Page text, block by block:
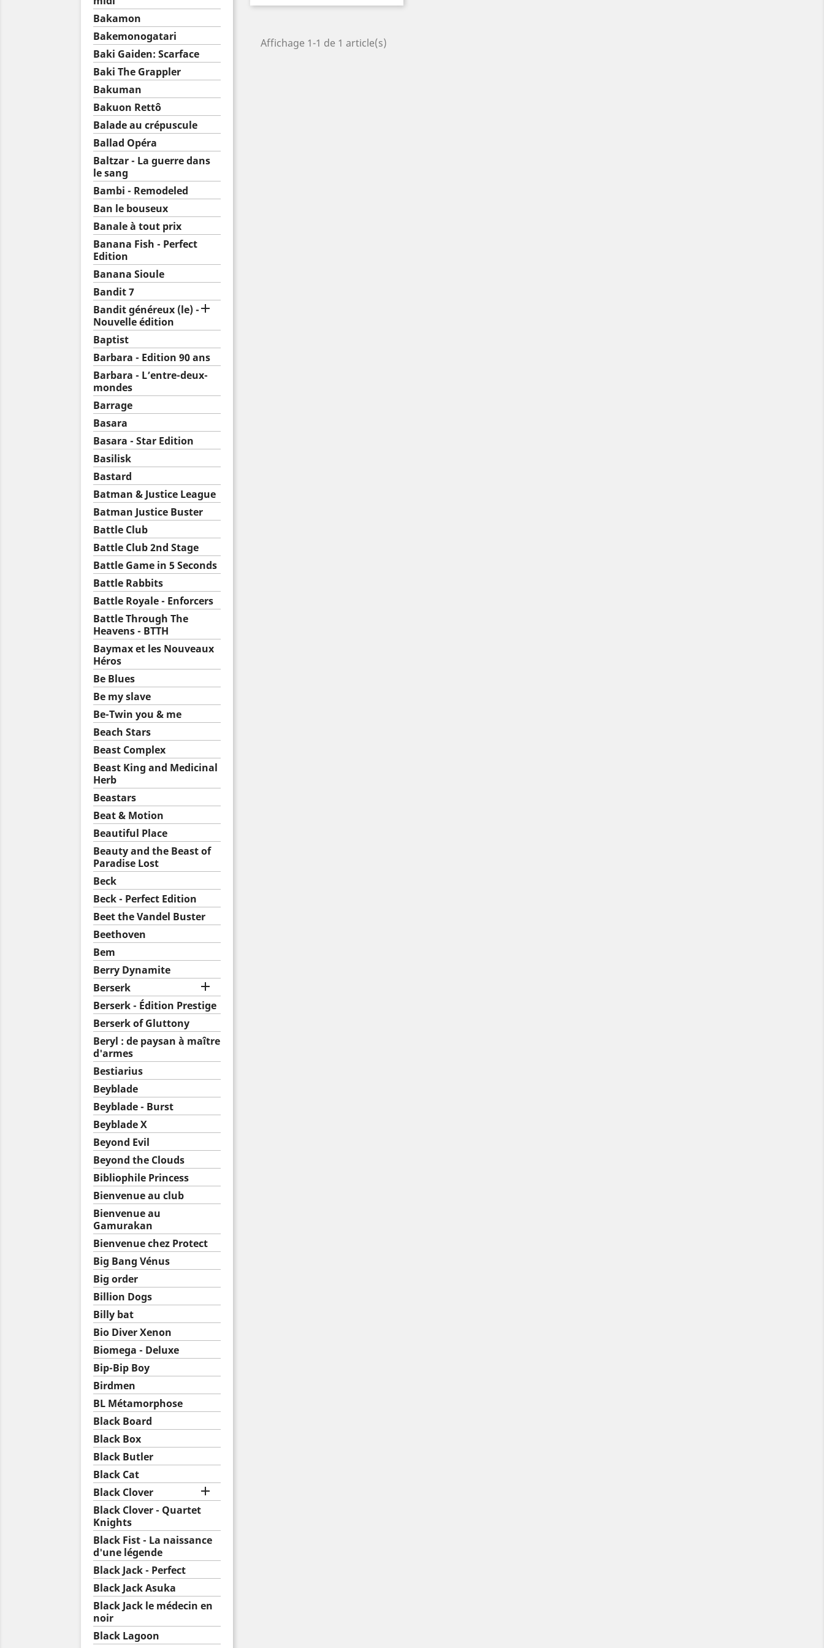
Bakamon
Bakemonogatari
Baki Gaiden: Scarface
Baki The Grappler
Bakuman
Bakuon Rettô
Balade au crépuscule
Ballad Opéra
Baltzar - La guerre dans
le sang
Bambi - Remodeled
Ban le bouseux
Banale à tout prix
Banana Fish - Perfect
Edition
Banana Sioule
Bandit 7
Bandit généreux (le) -
Nouvelle édition

Baptist
Barbara - Edition 90 ans
Barbara - L’entre-deux-
mondes
Barrage
Basara
Basara - Star Edition
Basilisk
Bastard
Batman & Justice League
Batman Justice Buster
Battle Club
Battle Club 2nd Stage
Battle Game in 5 Seconds
Battle Rabbits
Battle Royale - Enforcers
Battle Through The
Heavens - BTTH
Baymax et les Nouveaux
Héros
Be Blues
Be my slave
Be-Twin you & me
Beach Stars
Beast Complex
Beast King and Medicinal
Herb
Beastars
Beat & Motion
Beautiful Place
Beauty and the Beast of
Paradise Lost
Beck
Beck - Perfect Edition
Beet the Vandel Buster
Beethoven
Bem
Berry Dynamite
Berserk

Berserk - Édition Prestige
Berserk of Gluttony
Beryl : de paysan à maître
d'armes
Bestiarius
Beyblade
Beyblade - Burst
Beyblade X
Beyond Evil
Beyond the Clouds
Bibliophile Princess
Bienvenue au club
Bienvenue au
Gamurakan
Bienvenue chez Protect
Big Bang Vénus
Big order
Billion Dogs
Billy bat
Bio Diver Xenon
Biomega - Deluxe
Bip-Bip Boy
Birdmen
BL Métamorphose
Black Board
Black Box
Black Butler
Black Cat
Black Clover

Black Clover - Quartet
Knights
Black Fist - La naissance
d'une légende
Black Jack - Perfect
Black Jack Asuka
Black Jack le médecin en
noir
Black Lagoon
Affichage 1-1 de 1 article(s)